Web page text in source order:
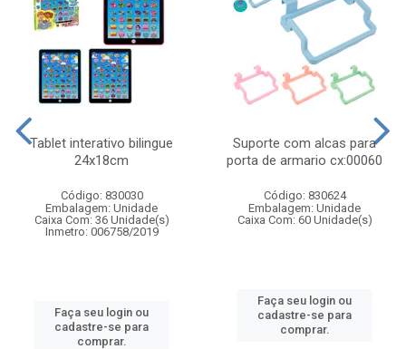
Tablet interativo bilingue
24x18cm
Código: 830030
Embalagem: Unidade
Caixa Com: 36 Unidade(s)
Inmetro: 006758/2019
Faça seu login ou
cadastre-se para
comprar.
Suporte com alcas para
porta de armario cx:00060
Código: 830624
Embalagem: Unidade
Caixa Com: 60 Unidade(s)
Faça seu login ou
cadastre-se para
comprar.